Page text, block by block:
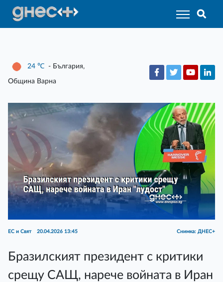
24 ℃ - България,
Община Варна
ЕС и Свят 20.04.2026 13:45 Снимка: ДНЕС+
Бразилският президент с критики
срещу САЩ, нарече войната в Иран